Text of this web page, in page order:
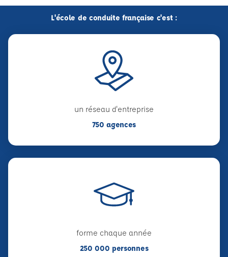
L'école de conduite française c'est :
un réseau d'entreprise
750 agences
forme chaque année
250 000 personnes